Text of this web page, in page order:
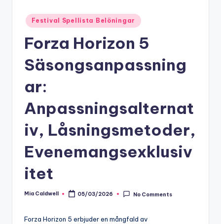
Posted
in
Festival Spellista Belöningar
Forza Horizon 5
Säsongsanpassning
ar:
Anpassningsalternat
iv, Låsningsmetoder,
Evenemangsexklusiv
itet
Posted
Mia Caldwell 05/03/2026 No Comments
Forza Horizon 5 erbjuder en mångfald av